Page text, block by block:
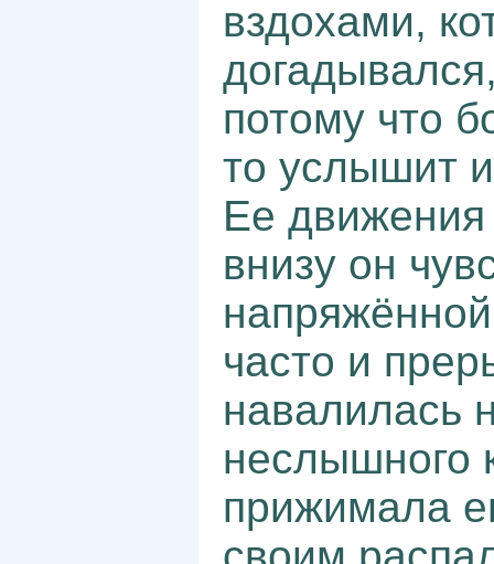
вздохами,
потому что
то услышит
Ее движения
внизу он
часто и
навалилась
неслышного
прижимала